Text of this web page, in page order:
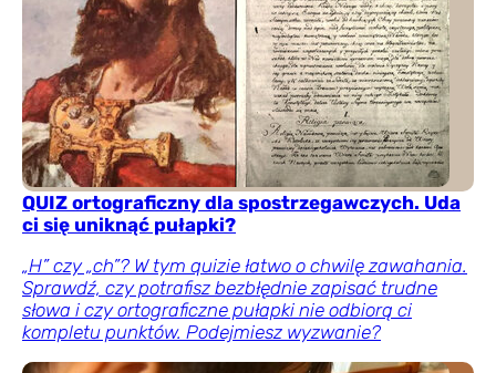
QUIZ ortograficzny dla spostrzegawczych. Uda
ci się uniknąć pułapki?
„H” czy „ch”? W tym quizie łatwo o chwilę zawahania.
Sprawdź, czy potrafisz bezbłędnie zapisać trudne
słowa i czy ortograficzne pułapki nie odbiorą ci
kompletu punktów. Podejmiesz wyzwanie?